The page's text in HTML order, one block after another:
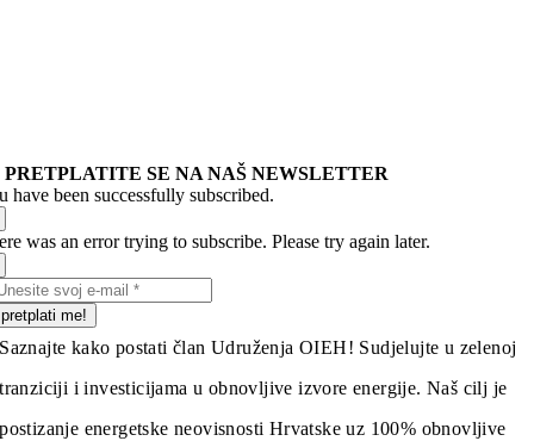
PRETPLATITE SE NA NAŠ NEWSLETTER
have been successfully subscribed.
was an error trying to subscribe. Please try again later.
pretplati me!
Saznajte kako postati član Udruženja OIEH! Sudjelujte u zelenoj
tranziciji i investicijama u obnovljive izvore energije. Naš cilj je
postizanje energetske neovisnosti Hrvatske uz 100% obnovljive